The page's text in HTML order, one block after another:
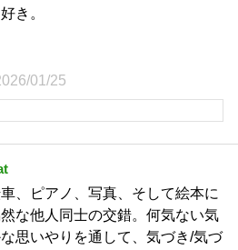
き。
01/25
、ピアノ、写真、そして絵本に
な他人同士の交錯。何気ない気
思いやりを通して、気づき/気づ